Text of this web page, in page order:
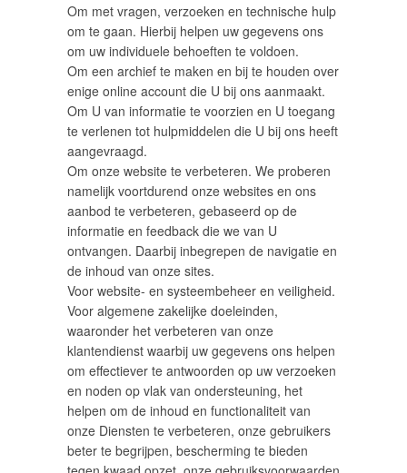
Om met vragen, verzoeken en technische hulp
om te gaan. Hierbij helpen uw gegevens ons
om uw individuele behoeften te voldoen.
Om een archief te maken en bij te houden over
enige online account die U bij ons aanmaakt.
Om U van informatie te voorzien en U toegang
te verlenen tot hulpmiddelen die U bij ons heeft
aangevraagd.
Om onze website te verbeteren. We proberen
namelijk voortdurend onze websites en ons
aanbod te verbeteren, gebaseerd op de
informatie en feedback die we van U
ontvangen. Daarbij inbegrepen de navigatie en
de inhoud van onze sites.
Voor website- en systeembeheer en veiligheid.
Voor algemene zakelijke doeleinden,
waaronder het verbeteren van onze
klantendienst waarbij uw gegevens ons helpen
om effectiever te antwoorden op uw verzoeken
en noden op vlak van ondersteuning, het
helpen om de inhoud en functionaliteit van
onze Diensten te verbeteren, onze gebruikers
beter te begrijpen, bescherming te bieden